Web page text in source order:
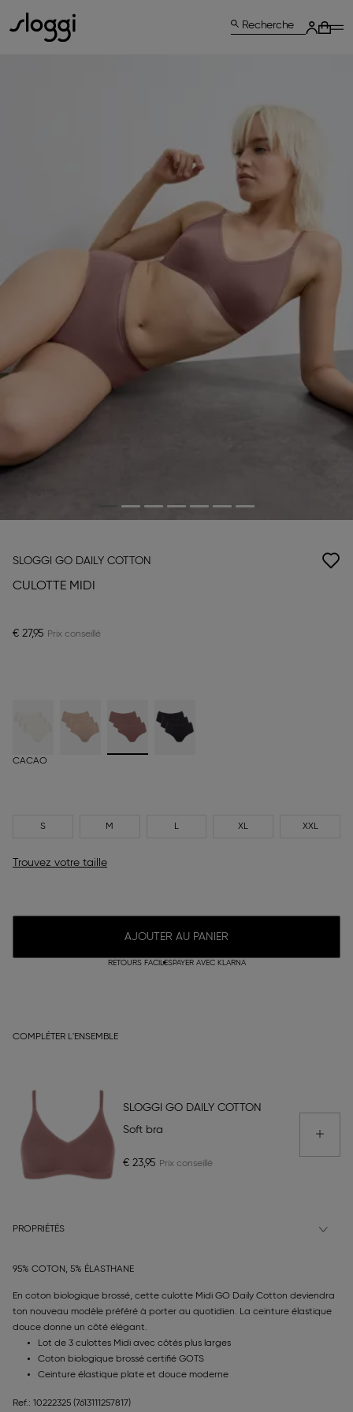
Recherche
SLOGGI GO DAILY COTTON
CULOTTE MIDI
€ 27,95
CACAO
S M L XL XXL
Trouvez votre taille
AJOUTER AU PANIER
RETOURS FACILESPAYER AVEC KLARNA
COMPLÉTER L'ENSEMBLE
SLOGGI GO DAILY COTTON
Soft bra
€ 23,95
PROPRIÉTÉS
95% COTON, 5% ÉLASTHANE
En coton biologique brossé, cette culotte Midi GO Daily Cotton deviendra
ton nouveau modèle préféré à porter au quotidien. La ceinture élastique
douce donne un côté élégant.
Lot de 3 culottes Midi avec côtés plus larges
Coton biologique brossé certifié GOTS
Ceinture élastique plate et douce moderne
Ref.: 10222325 (7613111257817)